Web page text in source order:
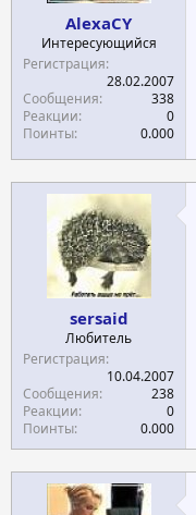
AlexaCY
Интересующийся
Регистрация
28.02.2007
Сообщения
338
Реакции
0
Поинты
0.000
sersaid
Любитель
Регистрация
10.04.2007
Сообщения
238
Реакции
0
Поинты
0.000